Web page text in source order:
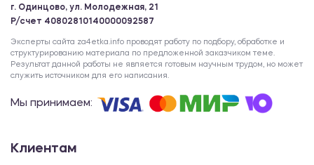
г. Одинцово, ул. Молодежная, 21
Р/счет 40802810140000092587
Эксперты сайта za4etka.info проводят работу по подбору, обработке и
структурированию материала по предложенной заказчиком теме.
Результат данной работы не является готовым научным трудом, но может
служить источником для его написания.
Мы принимаем:
Клиентам